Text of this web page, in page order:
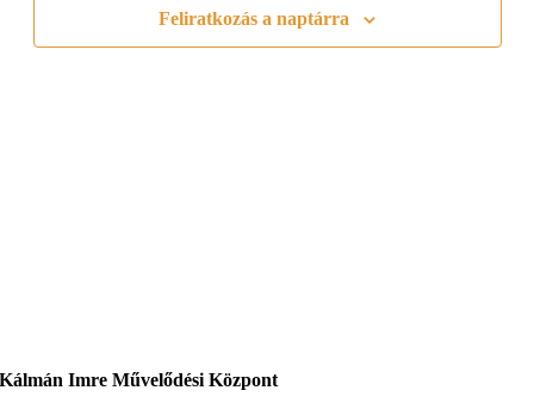
Feliratkozás a naptárra
Kálmán Imre Művelődési Központ